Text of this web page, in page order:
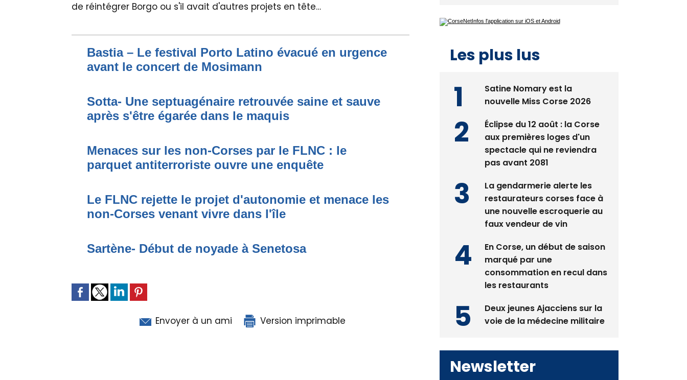
de réintégrer Borgo ou s'il avait d'autres projets en tête…
Bastia – Le festival Porto Latino évacué en urgence
avant le concert de Mosimann
Sotta- Une septuagénaire retrouvée saine et sauve
après s'être égarée dans le maquis
Menaces sur les non-Corses par le FLNC : le
parquet antiterroriste ouvre une enquête
Le FLNC rejette le projet d'autonomie et menace les
non-Corses venant vivre dans l'île
Sartène- Début de noyade à Senetosa
Envoyer à un ami Version imprimable
Les plus lus
Satine Nomary est la
nouvelle Miss Corse 2026
Éclipse du 12 août : la Corse
aux premières loges d'un
spectacle qui ne reviendra
pas avant 2081
La gendarmerie alerte les
restaurateurs corses face à
une nouvelle escroquerie au
faux vendeur de vin
En Corse, un début de saison
marqué par une
consommation en recul dans
les restaurants
Deux jeunes Ajacciens sur la
voie de la médecine militaire
Newsletter